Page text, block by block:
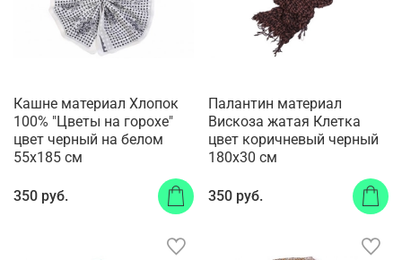
Кашне материал Хлопок
100% "Цветы на горохе"
цвет черный на белом
55x185 см
350 руб.
Палантин материал
Вискоза жатая Клетка
цвет коричневый черный
180х30 см
350 руб.